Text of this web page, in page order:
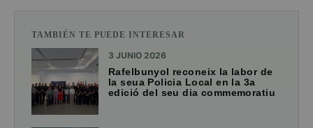
TAMBIÉN TE PUEDE INTERESAR
3 JUNIO 2026
Rafelbunyol reconeix la labor de
la seua Policia Local en la 3a
edició del seu dia commemoratiu